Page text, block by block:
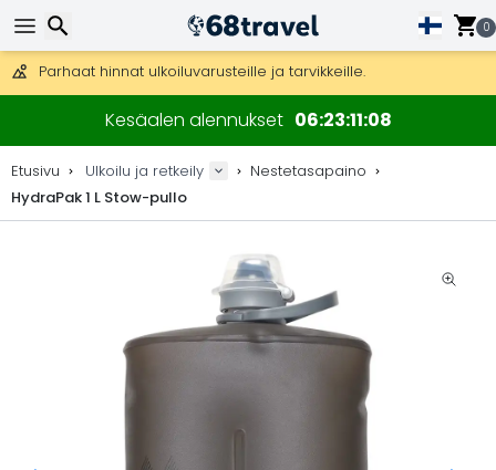
0
Mahdollisuus lähettää DHL Express -lähetyksenä (toimitus 24
30 päivää palautukseen, 90 päivää puukarttoihin ja koristeisiin.
Parhaat hinnat ulkoiluvarusteille ja tarvikkeille.
Kesäalen alennukset 06231108
Etusivu Ulkoilu ja retkeily
Nestetasapaino
HydraPak 1 L Stow-pullo